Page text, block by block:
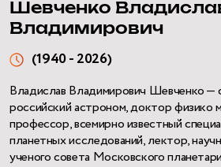
Шевченко
Владимирович
(1940 - 2026)
Владислав Владимирович Шевченко —
российский астроном, доктор физико
профессор, всемирно известный
планетных исследований, лектор,
ученого совета Московского